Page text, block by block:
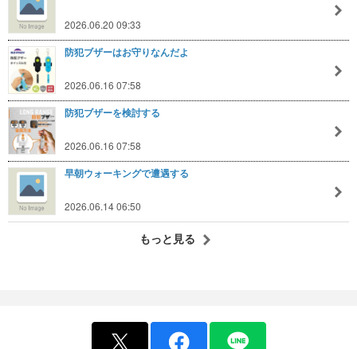
2026.06.20 09:33
防犯ブザーはお守りなんだよ
2026.06.16 07:58
防犯ブザーを検討する
2026.06.16 07:58
早朝ウォーキングで遭遇する
2026.06.14 06:50
もっと見る